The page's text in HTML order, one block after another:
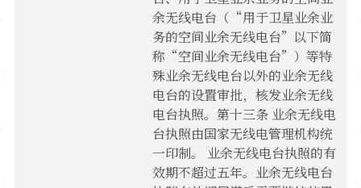
余无线电台（“用于卫星业余业
务的空间业余无线电台”以下简
称“空间业余无线电台”）等特
殊业余无线电台以外的业余无线
电台的设置审批，核发业余无线
电台执照。第十三条 业余无线电
台执照由国家无线电管理机构统
一印制。 业余无线电台执照的有
效期不超过五年。业余无线电台